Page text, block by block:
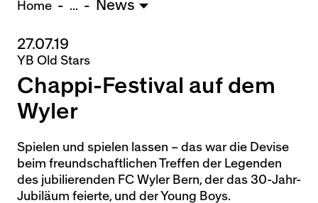
U15 - Lugano *
3:1
Nachwuchs Frauen
Ostermundigen - FU20 *
Team AFF/FFV - FU18 *
1:8
Breitenrain - FU17 *
Thörishaus - FU15
* = Testspiel / (C) = Cupspiel
Home ... News
27.07.19
YB Old Stars
Chappi-Festival auf dem
Wyler
Spielen und spielen lassen – das war die Devise
beim freundschaftlichen Treffen der Legenden
des jubilierenden FC Wyler Bern, der das 30-Jahr-
Jubiläum feierte, und der Young Boys.